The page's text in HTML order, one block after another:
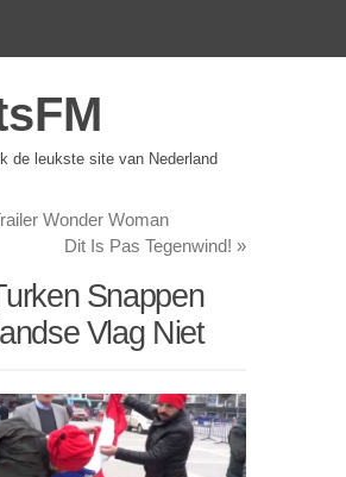
de leukste site van Nederland
Wonder Woman
Dit Is Pas Tegenwind! »
Snappen
Vlag Niet